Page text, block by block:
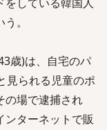
。
歳)は、自宅のパ
見られる児童のポ
の場で逮捕され
ンターネットで販